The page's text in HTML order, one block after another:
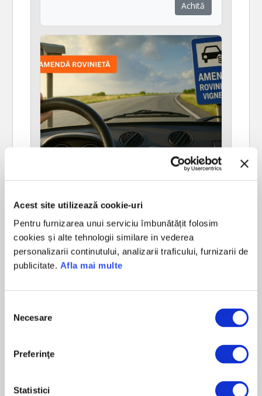
Acest site utilizează cookie-uri
Pentru furnizarea unui serviciu îmbunătățit folosim
cookies și alte tehnologii similare in vederea
personalizarii continutului, analizarii traficului, furnizarii de
publicitate. Afla mai multe
consimțământului
Necesare
Preferinţe
Statistici
Achită
Achită